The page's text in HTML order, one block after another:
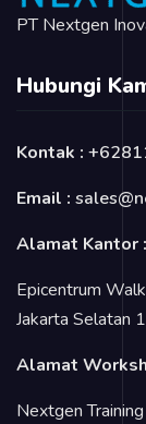
PT Nextgen
Hubungi
Kontak :
Email :
Alamat Kantor :
Epicentrum
Jakarta Selatan
Alamat
Nextgen